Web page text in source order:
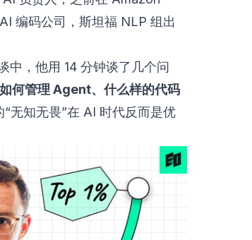
编码公司，斯坦福 NLP 组出
中，他用 14 分钟谈了几个问
何管理 Agent、什么样的代码
无知无畏”在 AI 时代反而是优